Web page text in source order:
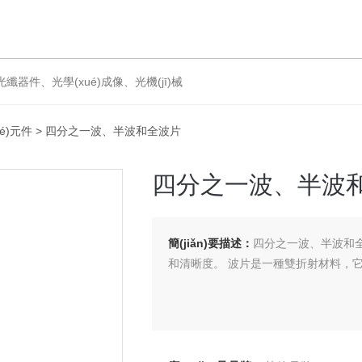
光纖器件、光學(xué)成像、光機(jī)械
元件 > 四分之一波、半波和全波片
四分之一波、半
簡(jiǎn)要描述： 四分之一波、半波和
和清晰度。 波片是一種雙折射材料